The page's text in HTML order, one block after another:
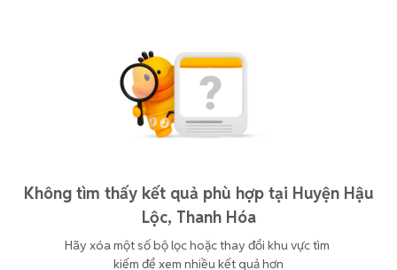
Không tìm thấy kết quả phù hợp tại Huyện Hậu
Lộc, Thanh Hóa
Hãy xóa một số bộ lọc hoặc thay đổi khu vực tìm
kiếm để xem nhiều kết quả hơn